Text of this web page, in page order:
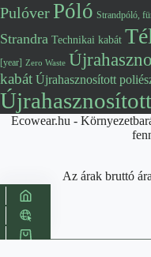
PulóverPóló Strandpóló,
Strandra Technikai kabát
[year] Zero Waste
kabát Újrahasznosított
Ecowear.hu -
Az árak bruttó